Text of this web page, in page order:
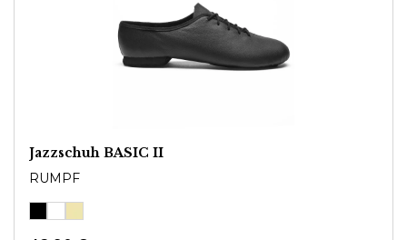
Jazzschuh BASIC II
RUMPF